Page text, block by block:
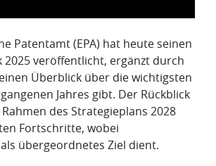
Patentamt (EPA) hat heute seinen
2025 veröffentlicht, ergänzt durch
Überblick über die wichtigsten
Jahres gibt. Der Rückblick
des Strategieplans 2028
Fortschritte, wobei
übergeordnetes Ziel dient.